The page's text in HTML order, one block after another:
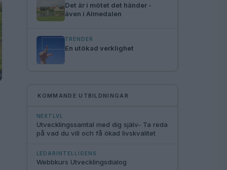
Det är i mötet det händer -
även i Almedalen
TRENDER
En utökad verklighet
KOMMANDE UTBILDNINGAR
NEXTLVL
Utvecklingssamtal med dig själv- Ta reda
på vad du vill och få ökad livskvalitet
LEDARINTELLIGENS
Webbkurs Utvecklingsdialog